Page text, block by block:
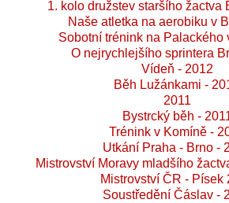
1. kolo družstev staršího žactva
Naše atletka na aerobiku v
Sobotní trénink na Palackého
O nejrychlejšího sprintera
Vídeň - 2012
Běh Lužánkami -
2011
Bystrcký běh -
Trénink v Komíně -
Utkání Praha - Brno -
Mistrovství Moravy mladšího
Mistrovství ČR - Písek
Soustředění Čáslav -